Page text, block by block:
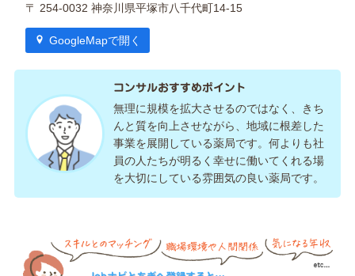
〒 254-0032 神奈川県平塚市八千代町14-15
GoogleMapで開く
コンサルおすすめポイント
無理に規模を拡大させるのではなく、きち
んと質を向上させながら、地域に根差した
事業を展開している薬局です。何よりも社
員の人たちが明るく幸せに働いてくれる場
を大切にしている雰囲気の良い薬局です。